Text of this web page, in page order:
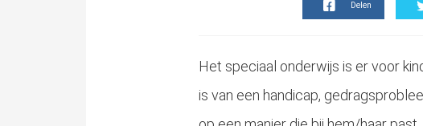
Delen
Het speciaal onderwijs is er voor
is van een handicap,